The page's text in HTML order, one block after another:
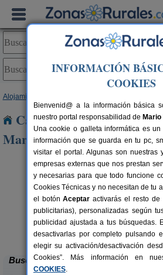
Alojamientos
Casas Rurales cerca de
Marquesado
Casa de Labranza para
Rural
Trasmulas (Granada)
Buscar
INFORMACIÓN
COOKIES
Bienvenid@ a la información básica
nuestro portal responsabilidad de
Una cookie o galleta informática es
información que se guarda en tu pc,
visitar el portal. Algunas son nuestras
empresas externas que nos prestan
y necesarias para que todo funcione
Cookies Técnicas y no necesitan de tu
el botónAceptar activarás el resto de
publicitarias), personalizadas según
publicidad ajustada a tus búsquedas.
desactivarlas por completo pulsando
elegir su activación/desactivación
Cookies”. Más información en
COOKIES.